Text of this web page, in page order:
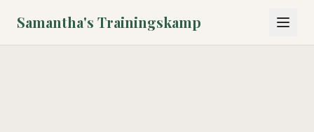
Samantha's Trainingskamp